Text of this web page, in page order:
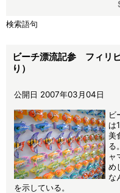
ビーチ漂流記参 フィリ
り）
公開日 2007年03月04日
ビ
は
美
る
ャ
め
な
を示している。
検索語句